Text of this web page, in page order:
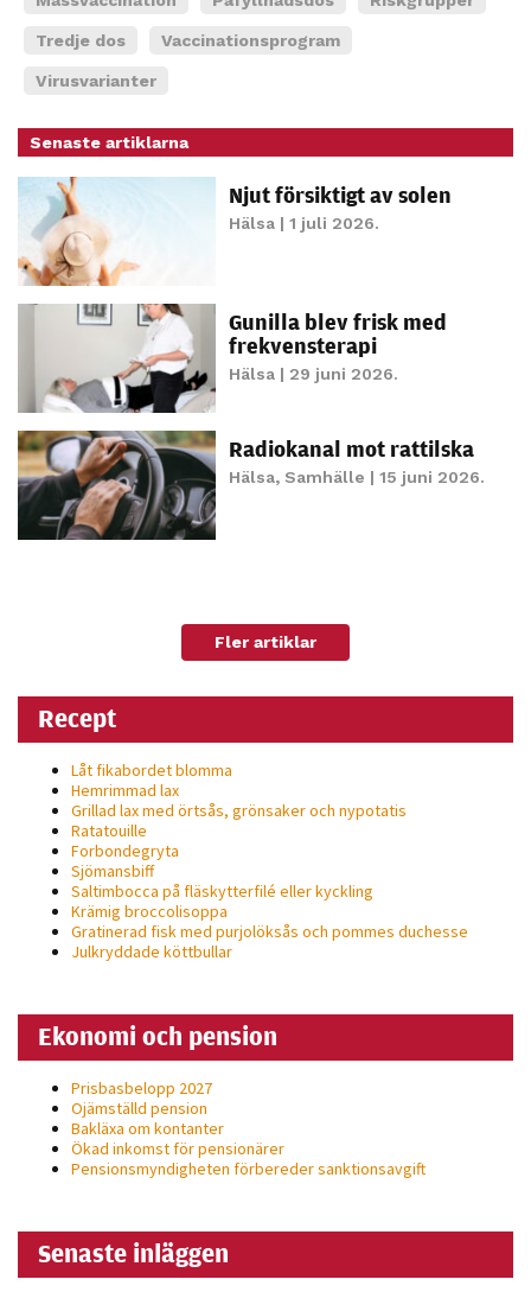
Tredje dos Vaccinationsprogram
Virusvarianter
Senaste artiklarna
Njut försiktigt av solen
Hälsa| 1 juli 2026.
Gunilla blev frisk med
frekvensterapi
Hälsa| 29 juni 2026.
Radiokanal mot rattilska
Hälsa, Samhälle | 15 juni 2026.
Fler artiklar
Recept
Låt fikabordet blomma
Hemrimmad lax
Grillad lax med örtsås, grönsaker och nypotatis
Ratatouille
Forbondegryta
Sjömansbiff
Saltimbocca på fläsk­ytterfilé eller kyckling
Krämig broccolisoppa
Gratinerad fisk med purjolöksås och pommes duchesse
Julkryddade köttbullar
Ekonomi och pension
Prisbasbelopp 2027
Ojämställd pension
Bakläxa om kontanter
Ökad inkomst för pensionärer
Pensionsmyndigheten förbereder sanktionsavgift
Senaste inläggen
anpassat innehåll